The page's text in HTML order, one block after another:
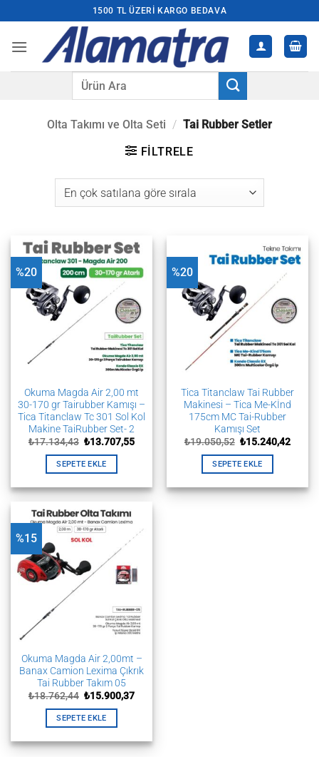
atla
1500 TL ÜZERI KARGO BEDAVA
Ara:
Olta Takımı ve Olta Seti / Tai Rubber Setler
FILTRELE
%20
Okuma Magda Air 2,00 mt
30-170 gr Tairubber Kamışı –
Tica Titanclaw Tc 301 Sol Kol
Makine TaiRubber Set- 2
₺17.134,43 Orijinal
₺17.134,43.
₺13.707,55Şu
SEPETE EKLE
%20
Tica Titanclaw Tai Rubber
Makinesi – Tica Me-Kİnd
175cm MC Tai-Rubber
Kamışı Set
₺19.050,52 Orijinal
₺19.050,52.
₺15.240,42Şu
SEPETE EKLE
%15
Okuma Magda Air 2,00mt –
Banax Camion Lexima Çıkrık
Tai Rubber Takım 05
₺18.762,44 Orijinal
₺18.762,44.
₺15.900,37Şu
SEPETE EKLE